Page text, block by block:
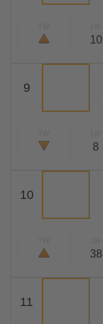
10
9
8
10
38
11